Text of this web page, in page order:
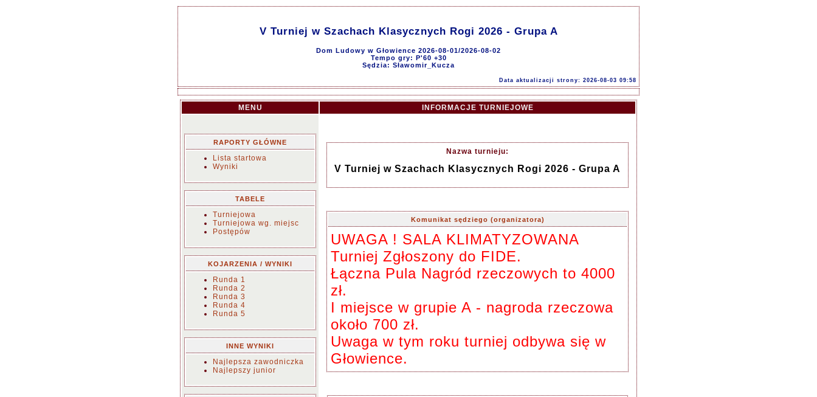
V Turniej w Szachach Klasycznych Rogi 2026 - Grupa A
Dom Ludowy w Głowience 2026-08-01/2026-08-02
Tempo gry: P'60 +30
Sędzia: Sławomir_Kucza
Data aktualizacji strony: 2026-08-03 09:58
MENU INFORMACJE TURNIEJOWE
RAPORTY GŁÓWNE
Lista startowa
Wyniki
TABELE
Turniejowa
Turniejowa wg. miejsc
Postępów
KOJARZENIA / WYNIKI
Runda 1
Runda 2
Runda 3
Runda 4
Runda 5
INNE WYNIKI
Najlepsza zawodniczka
Najlepszy junior
Nazwa turnieju:
V Turniej w Szachach Klasycznych Rogi 2026 - Grupa A
Komunikat sędziego (organizatora)
UWAGA ! SALA KLIMATYZOWANA
Turniej Zgłoszony do FIDE.
Łączna Pula Nagród rzeczowych to 4000
zł.
I miejsce w grupie A - nagroda rzeczowa
około 700 zł.
Uwaga w tym roku turniej odbywa się w
Głowience.